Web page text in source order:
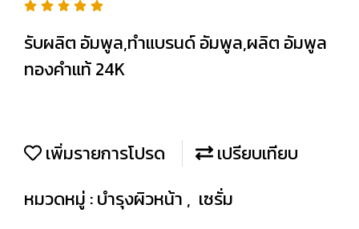
รับผลิต อัมพูล,ทำแบรนด์ อัมพูล,ผลิต อัมพูล
ทองคำแท้ 24K
เพิ่มรายการโปรด
เปรียบเทียบ
หมวดหมู่ :บำรุงผิวหน้า , เซรั่ม